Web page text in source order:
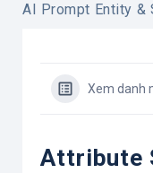
AI Prompt Entity &
Xem danh
Attribute